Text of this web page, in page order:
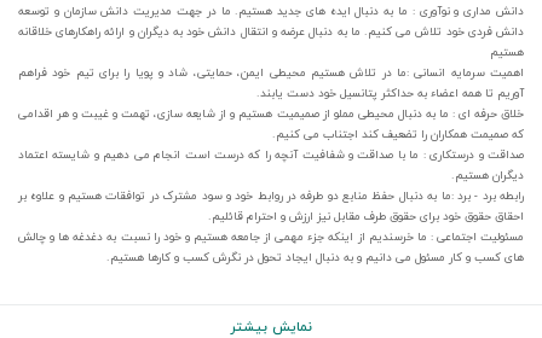
دانش مداری و نوآوری : ما به دنبال ایده های جدید هستیم. ما در جهت مدیریت دانش سازمان و توسعه
دانش فردی خود تلاش می کنیم. ما به دنبال عرضه و انتقال دانش خود به دیگران و ارائه راهکارهای خلاقانه
هستیم
اهمیت سرمایه انسانی :ما در تلاش هستیم محیطی ایمن، حمایتی، شاد و پویا را برای تیم خود فراهم
آوریم تا همه اعضاء به حداکثر پتانسیل خود دست یابند.
خلاق حرفه ای : ما به دنبال محیطی مملو از صمیمیت هستیم و از شایعه سازی، تهمت و غیبت و هر اقدامی
که صمیمت همکاران را تضعیف کند اجتناب می کنیم.
صداقت و درستکاری : ما با صداقت و شفافیت آنچه را که درست است انجام می دهیم و شایسته اعتماد
دیگران هستیم.
رابطه برد - برد :ما به دنبال حفظ منابع دو طرفه در روابط خود و سود مشترک در توافقات هستیم و علاوه بر
احقاق حقوق خود برای حقوق طرف مقابل نیز ارزش و احترام قائلیم.
مسئولیت اجتماعی : ما خرسندیم از اینکه جزء مهمی از جامعه هستیم و خود را نسبت به دغدغه ها و چالش
های کسب و کار مسئول می دانیم و به دنبال ایجاد تحول در نگرش کسب و کارها هستیم.
نمایش بیشتر